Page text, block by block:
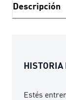
Descripción
HISTORIA
Estés